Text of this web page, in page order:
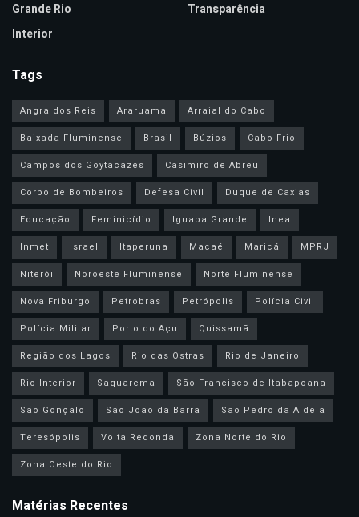
Grande Rio
Interior
Transparência
Tags
Angra dos Reis Araruama
Arraial do Cabo
Baixada Fluminense
Brasil Búzios
Cabo Frio
Campos dos Goytacazes
Casimiro de Abreu
Corpo de Bombeiros
Defesa Civil
Duque de Caxias
Educação
Feminicídio Iguaba Grande
Inea
Inmet
Israel Itaperuna Macaé Maricá
MPRJ
Niterói
Noroeste Fluminense
Norte Fluminense
Nova Friburgo
Petrobras Petrópolis
Polícia Civil
Polícia Militar
Porto do Açu
Quissamã
Região dos Lagos
Rio das Ostras
Rio de Janeiro
Rio Interior
Saquarema
São Francisco de Itabapoana
São Gonçalo
São João da Barra
São Pedro da Aldeia
Teresópolis
Volta Redonda
Zona Norte do Rio
Zona Oeste do Rio
Matérias Recentes